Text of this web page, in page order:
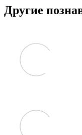
Другие